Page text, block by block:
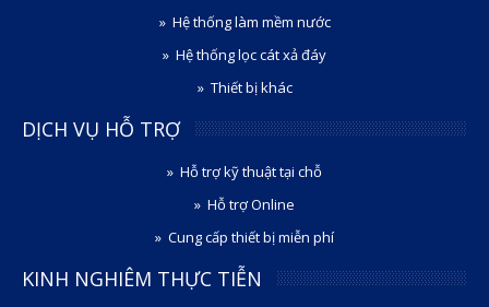
Hệ thống làm mềm nước
Hệ thống lọc cát xả đáy
Thiết bị khác
DỊCH VỤ HỖ TRỢ
Hỗ trợ kỹ thuật tại chỗ
Hỗ trợ Online
Cung cấp thiết bị miễn phí
KINH NGHIÊM THỰC TIỄN